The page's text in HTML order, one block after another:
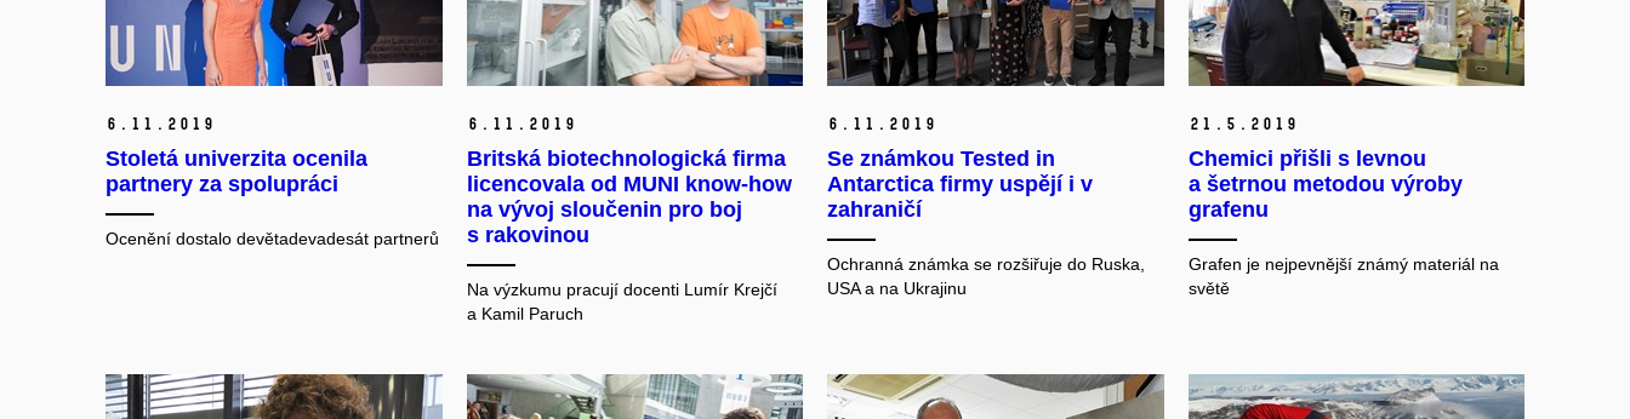
6. 11. 2019
Stoletá univerzita ocenila
partnery za spolupráci
Ocenění dostalo devětadevadesát partnerů
6. 11. 2019
Britská biotechnologická firma
licencovala od MUNI know-how
na vývoj sloučenin pro boj
s rakovinou
Na výzkumu pracují docenti Lumír Krejčí
a Kamil Paruch
6. 11. 2019
Se známkou Tested in
Antarctica firmy uspějí i v
zahraničí
Ochranná známka se rozšiřuje do Ruska,
USA a na Ukrajinu
21. 5. 2019
Chemici přišli s levnou
a šetrnou metodou výroby
grafenu
Grafen je nejpevnější známý materiál na
světě